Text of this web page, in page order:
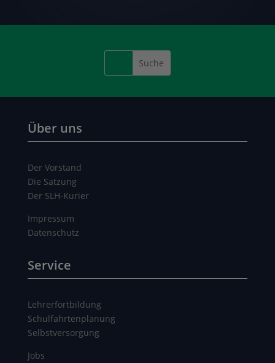
Über uns
Der Vorstand
Die Satzung
Der SLH-Kurier
Impressum
Datenschutz
Service
Lehrerfortbildung
Schulfahrtenplanung
Selbstversorgung
Jobs